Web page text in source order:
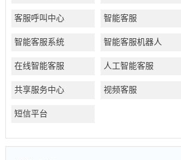
客服呼叫中心 智能客服
智能客服系统 智能客服机器人
在线智能客服 人工智能客服
共享服务中心 视频客服
短信平台